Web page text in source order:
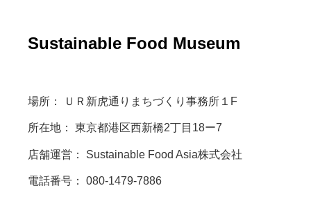
Sustainable Food Museum
場所： ＵＲ新虎通りまちづくり事務所１F
所在地： 東京都港区西新橋2丁目18ー7
店舗運営： Sustainable Food Asia株式会社
電話番号： 080-1479-7886